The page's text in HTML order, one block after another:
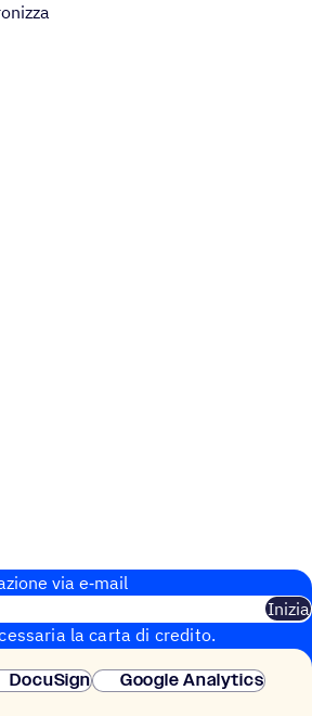
via e‑mail
Inizia
la carta di credito.
DocuSign
Google Analytics